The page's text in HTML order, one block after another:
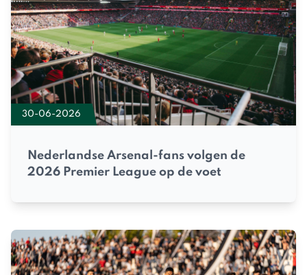
30-06-2026
Nederlandse Arsenal-fans volgen de
2026 Premier League op de voet